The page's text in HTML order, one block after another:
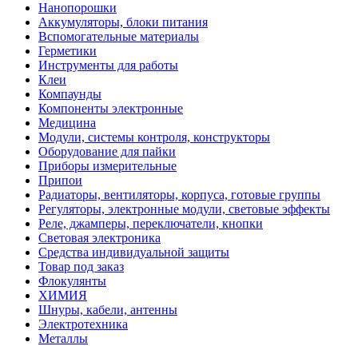
Нанопорошки
Аккумуляторы, блоки питания
Вспомогательные материалы
Герметики
Инструменты для работы
Клеи
Компаунды
Компоненты электронные
Медицина
Модули, системы контроля, конструкторы
Оборудование для пайки
Приборы измерительные
Припои
Радиаторы, вентиляторы, корпуса, готовые группы
Регуляторы, электронные модули, световые эффекты
Реле, джамперы, переключатели, кнопки
Световая электроника
Средства индивидуальной защиты
Товар под заказ
Флокулянты
ХИМИЯ
Шнуры, кабели, антенны
Электротехника
Металлы